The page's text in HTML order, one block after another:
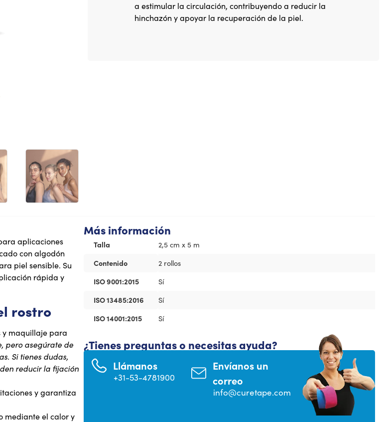
a estimular la circulación, contribuyendo a reducir la
hinchazón y apoyar la recuperación de la piel.
aplicaciones
con algodón
piel sensible. Su
rápida y
rostro
y maquillaje para
pero asegúrate de
Si tienes dudas,
reducir la fijación
y garantiza
mediante el calor y
Más información
Talla
2,5 cm x 5 m
Contenido
2 rollos
ISO 9001:2015
Sí
ISO 13485:2016
Sí
ISO 14001:2015
Sí
¿Tienes preguntas o necesitas ayuda?
Llámanos
+31-53-4781900
Envíanos un
correo
info@curetape.com